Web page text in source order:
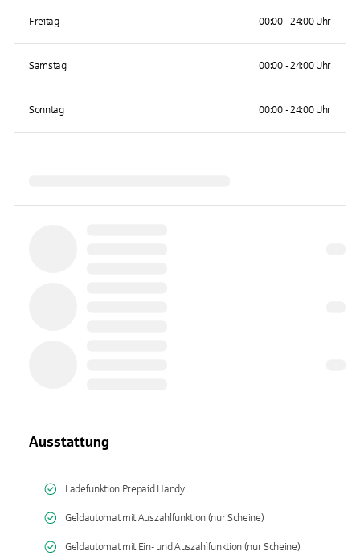
Freitag 00:00 - 24:00 Uhr
Samstag 00:00 - 24:00 Uhr
Sonntag 00:00 - 24:00 Uhr
Ausstattung
Ladefunktion Prepaid Handy
Geldautomat mit Auszahlfunktion (nur Scheine)
Geldautomat mit Ein- und Auszahlfunktion (nur Scheine)